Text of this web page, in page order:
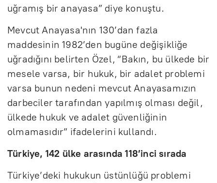
uğramış bir anayasa” diye konuştu.
Mevcut Anayasa'nın 130’dan fazla
maddesinin 1982’den bugüne değişikliğe
uğradığını belirten Özel, “Bakın, bu ülkede bir
mesele varsa, bir hukuk, bir adalet problemi
varsa bunun nedeni mevcut Anayasamızın
darbeciler tarafından yapılmış olması değil,
ülkede hukuk ve adalet güvenliğinin
olmamasıdır” ifadelerini kullandı.
Türkiye, 142 ülke arasında 118’inci sırada
Türkiye’deki hukukun üstünlüğü problemi